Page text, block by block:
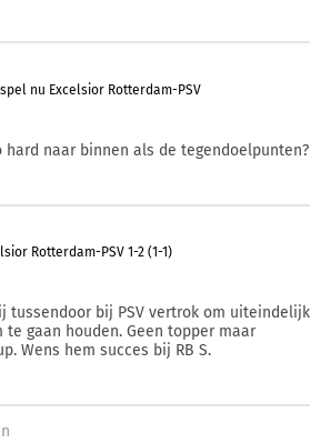
nu Excelsior Rotterdam-PSV
naar binnen als de tegendoelpunten?
Rotterdam-PSV 1-2 (1-1)
tussendoor bij PSV vertrok om uiteindelijk
gaan houden. Geen topper maar
Wens hem succes bij RB S.